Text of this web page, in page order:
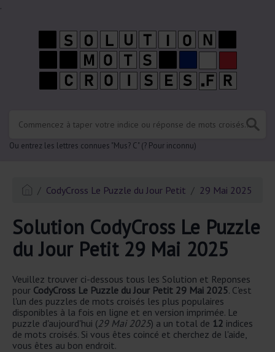
.
Ou entrez les lettres connues "Mus? C" (? Pour inconnu)
CodyCross Le Puzzle du Jour Petit 29 Mai 2025
Solution CodyCross Le Puzzle
du Jour Petit 29 Mai 2025
Veuillez trouver ci-dessous tous les Solution et Reponses
pour CodyCross Le Puzzle du Jour Petit 29 Mai 2025. C'est
l'un des puzzles de mots croisés les plus populaires
disponibles à la fois en ligne et en version imprimée. Le
puzzle d'aujourd'hui (29 Mai 2025) a un total de 12 indices
de mots croisés. Si vous êtes coincé et cherchez de l'aide,
vous êtes au bon endroit.